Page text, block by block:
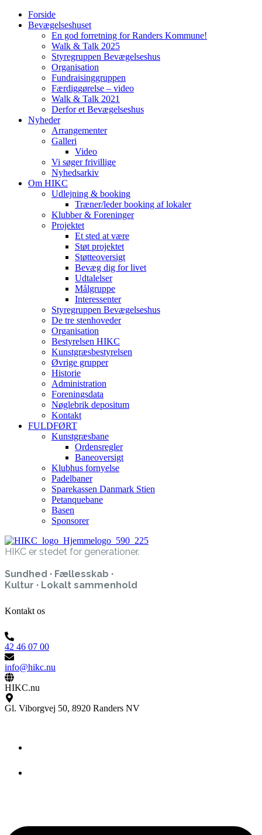
Forside
Bevægelseshuset
En god forretning for Randers Kommune!
Walk & Talk 2025
Styregruppen Bevægelseshus
Organisation
Fundraisinggruppen
Færdiggørelse – video
Walk & Talk 2021
Derfor et Bevægelseshus
Nyheder
Arrangementer
Galleri
Video
Vi søger frivillige
Nyhedsarkiv
Om HIKC
Udlejning & booking
Træner/leder booking af lokaler
Klubber & Foreninger
Projektet
Et sted at være
Støt projektet
Støtteoversigt
Bevæg dig for livet
Udtalelser
Målgruppe
Interessenter
Styregruppen Bevægelseshus
De tre stenhoveder
Organisation
Bestyrelsen HIKC
Kunstgræsbestyrelsen
Øvrige grupper
Historie
Administration
Foreningsdata
Nøglebrik depositum
Kontakt
FULDFØRT
Kunstgræsbane
Ordensregler
Baneoversigt
Klubhus fornyelse
Padelbaner
Sparekassen Danmark Stien
Petanquebane
Basen
Sponsorer
HIKC er stedet for generationer.
Sundhed · Fællesskab ·
Kultur · Lokalt sammenhold
Kontakt os
42 46 07 00
info@hikc.nu
HIKC.nu
Gl. Viborgvej 50, 8920 Randers NV